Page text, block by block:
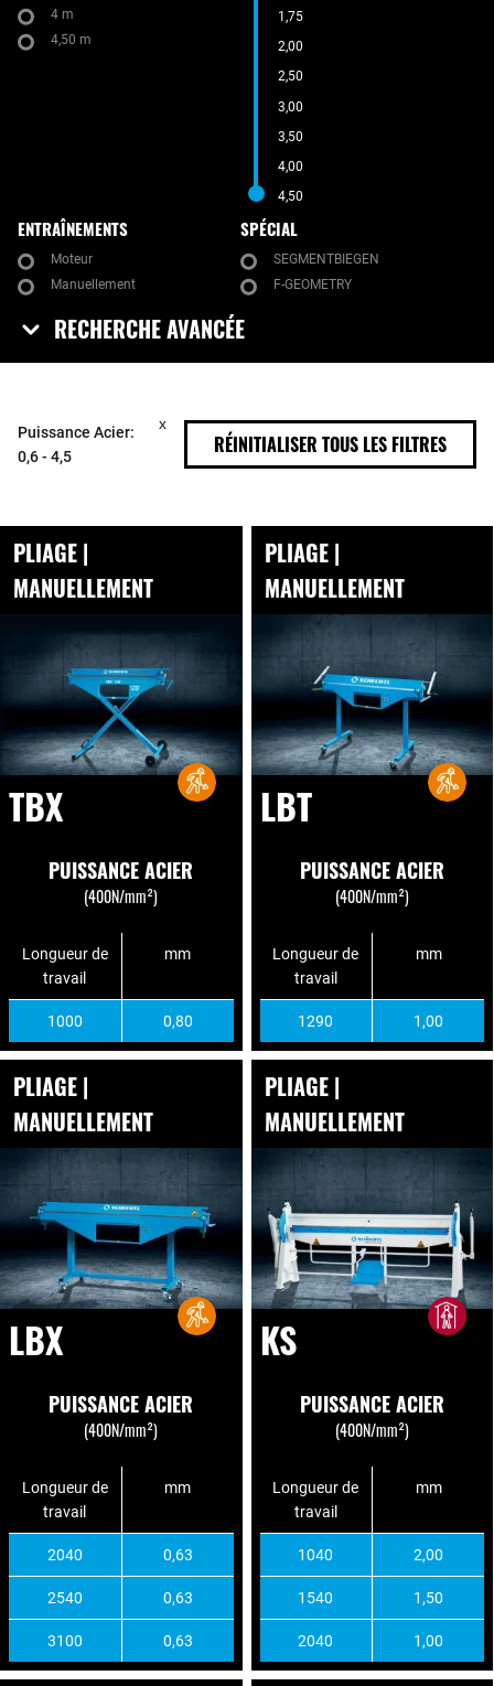
4 m
4,50 m
1,75
2,00
2,50
3,00
3,50
4,00
4,50
SPÉCIAL
SEGMENTBIEGEN
F-GEOMETRY
ENTRAÎNEMENTS
Moteur
Manuellement
RECHERCHE AVANCÉE
Puissance Acier:
0,6 - 4,5
RÉINITIALISER TOUS LES FILTRES
PLIAGE |
MANUELLEMENT
TBX
PUISSANCE ACIER
(400N/mm²)
Longueur de
travail
mm
1000 0,80
PLIAGE |
MANUELLEMENT
LBT
PUISSANCE ACIER
(400N/mm²)
Longueur de
travail
mm
1290 1,00
PLIAGE |
MANUELLEMENT
LBX
PUISSANCE ACIER
(400N/mm²)
Longueur de
travail
mm
2040 0,63
2540 0,63
3100 0,63
PLIAGE |
MANUELLEMENT
KS
PUISSANCE ACIER
(400N/mm²)
Longueur de
travail
mm
1040 2,00
1540 1,50
2040 1,00